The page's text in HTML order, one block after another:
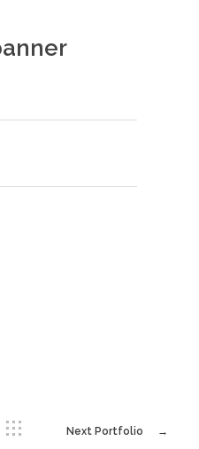
Next Portfolio